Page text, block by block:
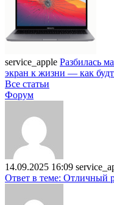
service_apple Разбилась
экран к жизни — как
Все статьи
Форум
14.09.2025 16:09
Ответ в теме: Отличный